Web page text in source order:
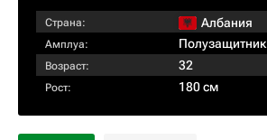
Страна: Албания
Амплуа: Полузащитник
Возраст: 32
Рост: 180 см